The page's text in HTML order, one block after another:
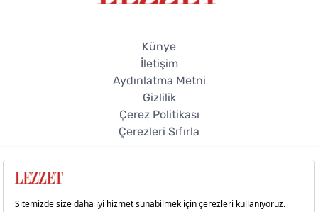
Künye
İletişim
Aydınlatma Metni
Gizlilik
Çerez Politikası
Çerezleri Sıfırla